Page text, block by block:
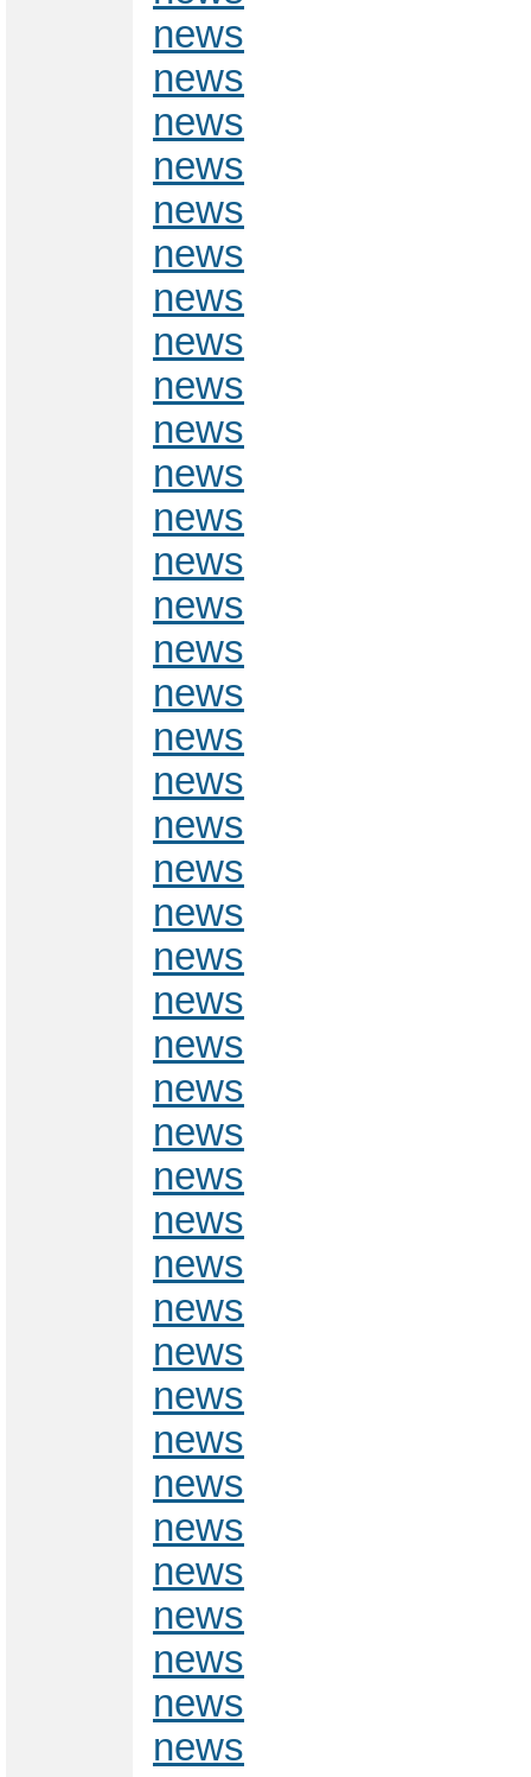
news
news
news
news
news
news
news
news
news
news
news
news
news
news
news
news
news
news
news
news
news
news
news
news
news
news
news
news
news
news
news
news
news
news
news
news
news
news
news
news